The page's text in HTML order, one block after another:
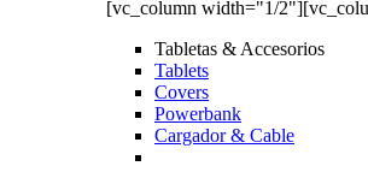
[vc_column width="1/
Tabletas & Accesorios
Tablets
Covers
Powerbank
Cargador & Cable